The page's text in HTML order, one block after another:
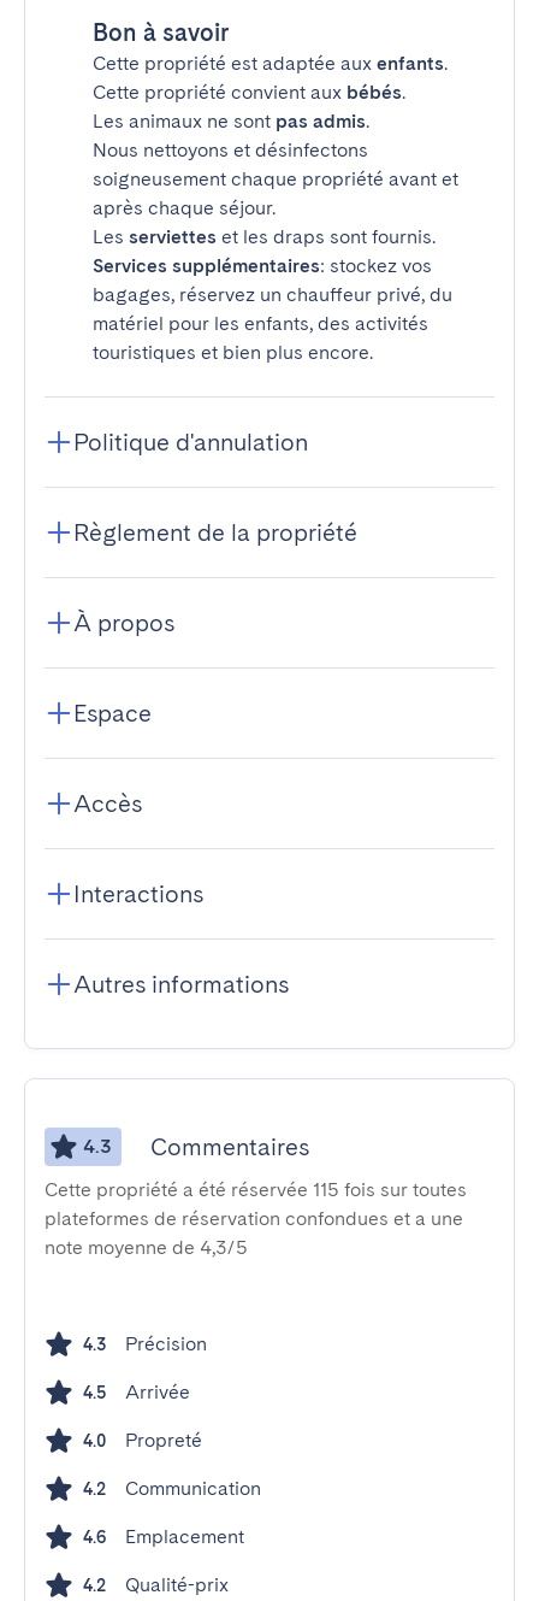
Bon à savoir
Cette propriété est adaptée aux enfants.
Cette propriété convient aux bébés.
Les animaux ne sont pas admis.
Nous nettoyons et désinfectons
soigneusement chaque propriété avant et
après chaque séjour.
Les serviettes et les draps sont fournis.
Services supplémentaires: stockez vos
bagages, réservez un chauffeur privé, du
matériel pour les enfants, des activités
touristiques et bien plus encore.
Politique d'annulation
Règlement de la propriété
À propos
Espace
Accès
Interactions
Autres informations
4.3 Commentaires
Cette propriété a été réservée 115 fois sur toutes
plateformes de réservation confondues et a une
note moyenne de 4,3/5
4.3 Précision
4.5 Arrivée
4.0 Propreté
4.2 Communication
4.6 Emplacement
4.2 Qualité-prix